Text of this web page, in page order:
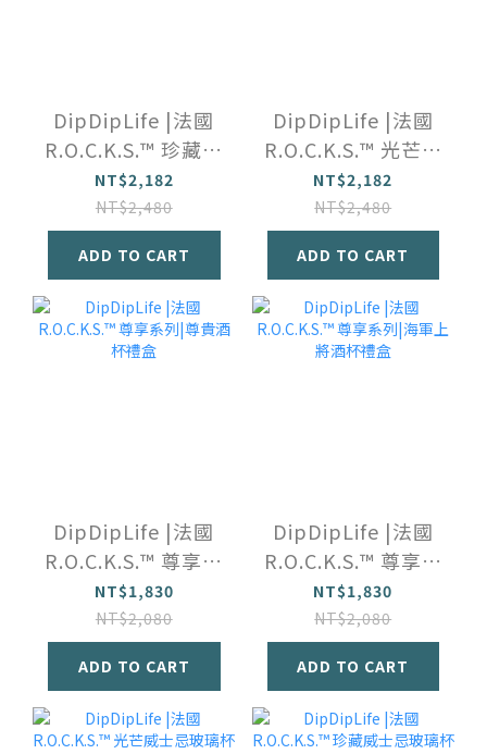
DipDipLife |法國
R.O.C.K.S.™️ 珍藏玻
璃威士忌酒杯禮盒
NT$2,182
NT$2,480
ADD TO CART
DipDipLife |法國
R.O.C.K.S.™️ 光芒玻
璃威士忌酒杯禮盒
NT$2,182
NT$2,480
ADD TO CART
DipDipLife |法國
R.O.C.K.S.™️ 尊享系
列|尊貴酒杯禮盒
NT$1,830
NT$2,080
ADD TO CART
DipDipLife |法國
R.O.C.K.S.™️ 尊享系
列|海軍上將酒杯禮
盒
NT$1,830
NT$2,080
ADD TO CART